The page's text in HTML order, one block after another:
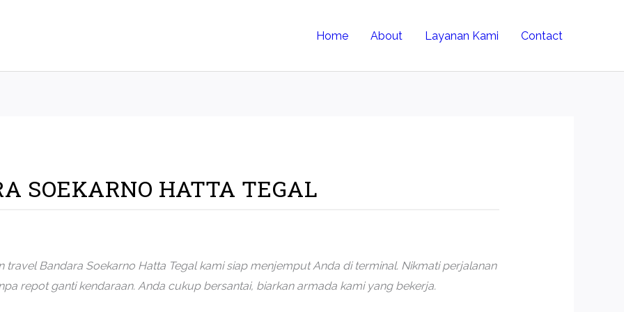
Home About Layanan Kami Contact
SOEKARNO HATTA TEGAL
travel Bandara Soekarno Hatta Tegal kami siap menjemput Anda di terminal. Nikmati perjalanan
repot ganti kendaraan. Anda cukup bersantai, biarkan armada kami yang bekerja.